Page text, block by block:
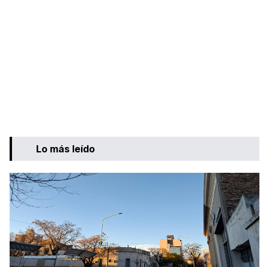
Lo más leído